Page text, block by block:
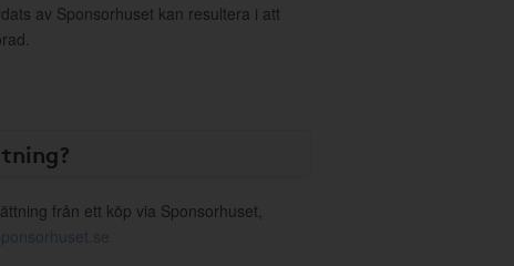
av Sponsorhuset kan resultera i att
från ett köp via Sponsorhuset,